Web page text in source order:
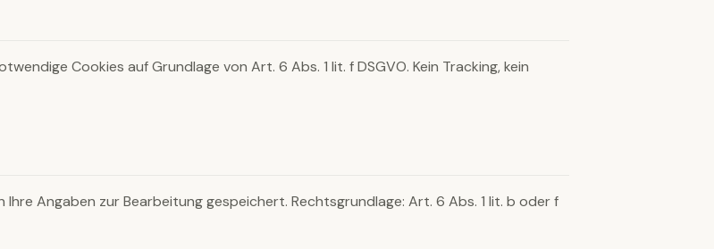
Cookies auf Grundlage von Art. 6 Abs. 1 lit. f DSGVO. Kein Tracking, kein
Angaben zur Bearbeitung gespeichert. Rechtsgrundlage: Art. 6 Abs. 1 lit. b oder f